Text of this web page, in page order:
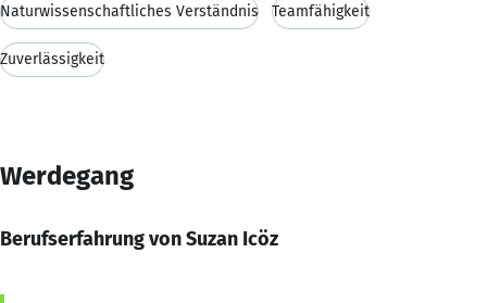
Naturwissenschaftliches Verständnis Teamfähigkeit
Zuverlässigkeit
Werdegang
Berufserfahrung von Suzan Icöz